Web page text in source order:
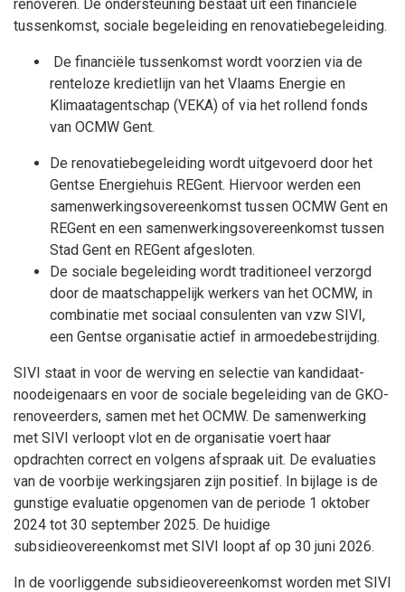
renoveren. De ondersteuning bestaat uit een financiële
tussenkomst, sociale begeleiding en renovatiebegeleiding.
De financiële tussenkomst wordt voorzien via de
renteloze kredietlijn van het Vlaams Energie en
Klimaatagentschap (VEKA) of via het rollend fonds
van OCMW Gent.
De renovatiebegeleiding wordt uitgevoerd door het
Gentse Energiehuis REGent. Hiervoor werden een
samenwerkingsovereenkomst tussen OCMW Gent en
REGent en een samenwerkingsovereenkomst tussen
Stad Gent en REGent afgesloten.
De sociale begeleiding wordt traditioneel verzorgd
door de maatschappelijk werkers van het OCMW, in
combinatie met sociaal consulenten van vzw SIVI,
een Gentse organisatie actief in armoedebestrijding.
SIVI staat in voor de werving en selectie van kandidaat-
noodeigenaars en voor de sociale begeleiding van de GKO-
renoveerders, samen met het OCMW. De samenwerking
met SIVI verloopt vlot en de organisatie voert haar
opdrachten correct en volgens afspraak uit. De evaluaties
van de voorbije werkingsjaren zijn positief. In bijlage is de
gunstige evaluatie opgenomen van de periode 1 oktober
2024 tot 30 september 2025. De huidige
subsidieovereenkomst met SIVI loopt af op 30 juni 2026.
In de voorliggende subsidieovereenkomst worden met SIVI